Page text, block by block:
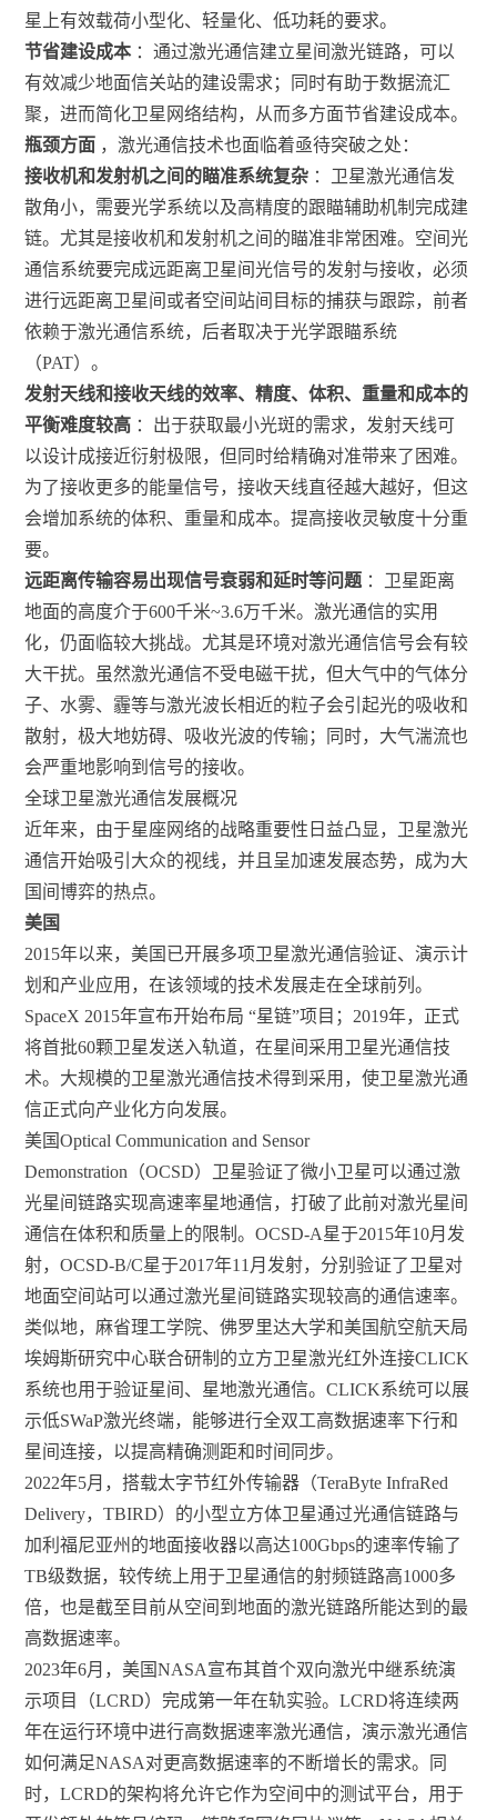
星上有效载荷小型化、轻量化、低功耗的要求。
节省建设成本 ：通过激光通信建立星间激光链路，可以
有效减少地面信关站的建设需求；同时有助于数据流汇
聚，进而简化卫星网络结构，从而多方面节省建设成本。
瓶颈方面 ，激光通信技术也面临着亟待突破之处：
接收机和发射机之间的瞄准系统复杂 ：卫星激光通信发
散角小，需要光学系统以及高精度的跟瞄辅助机制完成建
链。尤其是接收机和发射机之间的瞄准非常困难。空间光
通信系统要完成远距离卫星间光信号的发射与接收，必须
进行远距离卫星间或者空间站间目标的捕获与跟踪，前者
依赖于激光通信系统，后者取决于光学跟瞄系统
（PAT）。
发射天线和接收天线的效率、精度、体积、重量和成本的
平衡难度较高 ：出于获取最小光斑的需求，发射天线可
以设计成接近衍射极限，但同时给精确对准带来了困难。
为了接收更多的能量信号，接收天线直径越大越好，但这
会增加系统的体积、重量和成本。提高接收灵敏度十分重
要。
远距离传输容易出现信号衰弱和延时等问题 ：卫星距离
地面的高度介于600千米~3.6万千米。激光通信的实用
化，仍面临较大挑战。尤其是环境对激光通信信号会有较
大干扰。虽然激光通信不受电磁干扰，但大气中的气体分
子、水雾、霾等与激光波长相近的粒子会引起光的吸收和
散射，极大地妨碍、吸收光波的传输；同时，大气湍流也
会严重地影响到信号的接收。
全球卫星激光通信发展概况
近年来，由于星座网络的战略重要性日益凸显，卫星激光
通信开始吸引大众的视线，并且呈加速发展态势，成为大
国间博弈的热点。
美国
2015年以来，美国已开展多项卫星激光通信验证、演示计
划和产业应用，在该领域的技术发展走在全球前列。
SpaceX 2015年宣布开始布局 “星链”项目；2019年，正式
将首批60颗卫星发送入轨道，在星间采用卫星光通信技
术。大规模的卫星激光通信技术得到采用，使卫星激光通
信正式向产业化方向发展。
美国Optical Communication and Sensor
Demonstration（OCSD）卫星验证了微小卫星可以通过激
光星间链路实现高速率星地通信，打破了此前对激光星间
通信在体积和质量上的限制。OCSD-A星于2015年10月发
射，OCSD-B/C星于2017年11月发射，分别验证了卫星对
地面空间站可以通过激光星间链路实现较高的通信速率。
类似地，麻省理工学院、佛罗里达大学和美国航空航天局
埃姆斯研究中心联合研制的立方卫星激光红外连接CLICK
系统也用于验证星间、星地激光通信。CLICK系统可以展
示低SWaP激光终端，能够进行全双工高数据速率下行和
星间连接，以提高精确测距和时间同步。
2022年5月，搭载太字节红外传输器（TeraByte InfraRed
Delivery，TBIRD）的小型立方体卫星通过光通信链路与
加利福尼亚州的地面接收器以高达100Gbps的速率传输了
TB级数据，较传统上用于卫星通信的射频链路高1000多
倍，也是截至目前从空间到地面的激光链路所能达到的最
高数据速率。
2023年6月，美国NASA宣布其首个双向激光中继系统演
示项目（LCRD）完成第一年在轨实验。LCRD将连续两
年在运行环境中进行高数据速率激光通信，演示激光通信
如何满足NASA对更高数据速率的不断增长的需求。同
时，LCRD的架构将允许它作为空间中的测试平台，用于